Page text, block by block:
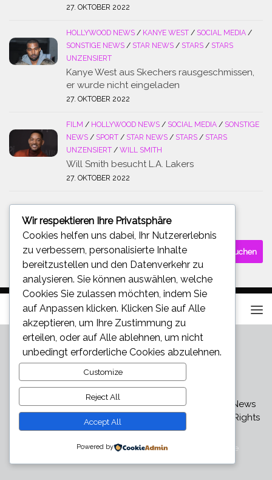
27. OKTOBER 2022
HOLLYWOOD NEWS / KANYE WEST / SOCIAL MEDIA /
SONSTIGE NEWS / STAR NEWS / STARS / STARS
UNZENSIERT
Kanye West aus Skechers rausgeschmissen,
er wurde nicht eingeladen
27. OKTOBER 2022
FILM / HOLLYWOOD NEWS / SOCIAL MEDIA / SONSTIGE
NEWS / SPORT / STAR NEWS / STARS / STARS
UNZENSIERT / WILL SMITH
Will Smith besucht L.A. Lakers
27. OKTOBER 2022
Suchen
nach:
Star und Promi News - Aktuelle Bilder, Videos und News
über den neuesten Klatsch und Tratsch © 2026. All Rights
Reserved.
Präsentiert von - Entworfen mit dem Hueman-Theme
Wir respektieren Ihre Privatsphäre
Cookies helfen uns dabei, Ihr Nutzererlebnis
zu verbessern, personalisierte Inhalte
bereitzustellen und den Datenverkehr zu
analysieren. Sie können auswählen, welche
Cookies Sie zulassen möchten, indem Sie
auf Anpassen klicken. Klicken Sie auf Alle
akzeptieren , um Ihre Zustimmung zu
erteilen, oder auf Alle ablehnen , um nicht
unbedingt erforderliche Cookies abzulehnen.
Customize
Reject All
Accept All
Powered by